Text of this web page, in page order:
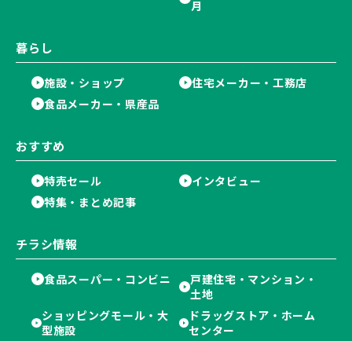
月
暮らし
施設・ショップ
住宅メーカー・工務店
食品メーカー・県産品
おすすめ
特売セール
インタビュー
特集・まとめ記事
チラシ情報
食品スーパー・コンビニ
戸建住宅・マンション・
土地
ショッピングモール・大
型施設
ドラッグストア・ホーム
センター